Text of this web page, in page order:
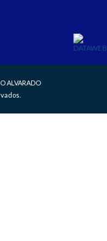
ALVARADO